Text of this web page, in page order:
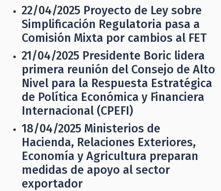
22/04/2025 Proyecto de Ley sobre
Simplificación Regulatoria pasa a
Comisión Mixta por cambios al FET
21/04/2025 Presidente Boric lidera
primera reunión del Consejo de Alto
Nivel para la Respuesta Estratégica
de Política Económica y Financiera
Internacional (CPEFI)
18/04/2025 Ministerios de
Hacienda, Relaciones Exteriores,
Economía y Agricultura preparan
medidas de apoyo al sector
exportador